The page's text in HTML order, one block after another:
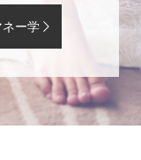
ー学